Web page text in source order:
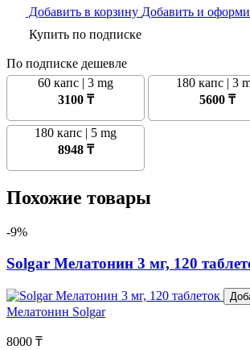
Добавить в корзину Добавить и
Купить по подписке
По подписке дешевле
60 капс | 3 mg
3100 ₸
180 капс | 3
5600 ₸
180 капс | 5 mg
8948 ₸
Похожие товары
-9%
Solgar Мелатонин 3 мг, 120
Мелатонин Solgar
8000 ₸